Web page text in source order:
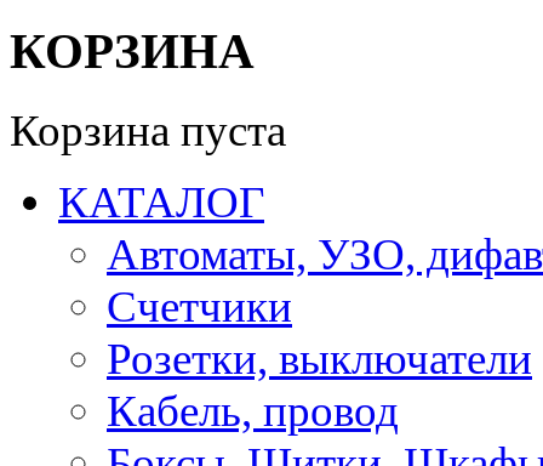
КОРЗИНА
Корзина пуста
КАТАЛОГ
Автоматы, УЗО,
Счетчики
Розетки, выключатели
Кабель, провод